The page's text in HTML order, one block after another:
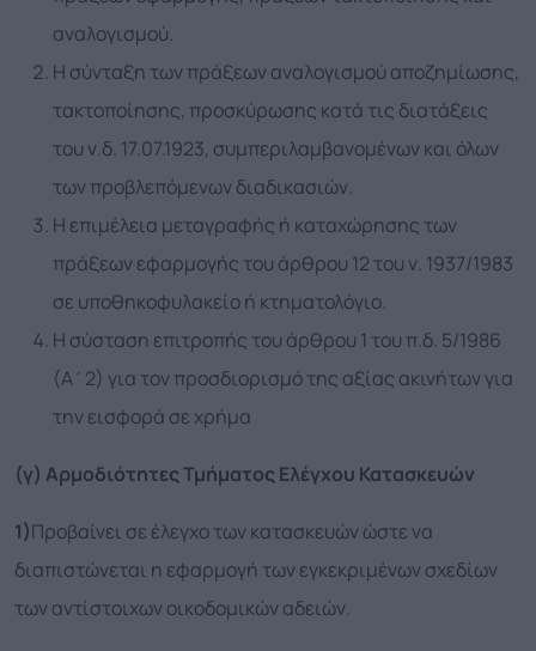
αναλογισμού.
Η σύνταξη των πράξεων αναλογισμού αποζημίωσης,
τακτοποίησης, προσκύρωσης κατά τις διατάξεις
του ν.δ. 17.07.1923, συμπεριλαμβανομένων και όλων
των προβλεπόμενων διαδικασιών.
Η επιμέλεια μεταγραφής ή καταχώρησης των
πράξεων εφαρμογής του άρθρου 12 του ν. 1937/1983
σε υποθηκοφυλακείο ή κτηματολόγιο.
Η σύσταση επιτροπής του άρθρου 1 του π.δ. 5/1986
(Α΄2) για τον προσδιορισμό της αξίας ακινήτων για
την εισφορά σε χρήμα
(γ) Αρμοδιότητες Τμήματος Ελέγχου Κατασκευών
1)Προβαίνει σε έλεγχο των κατασκευών ώστε να
διαπιστώνεται η εφαρμογή των εγκεκριμένων σχεδίων
των αντίστοιχων οικοδομικών αδειών.